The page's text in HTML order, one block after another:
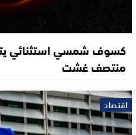
كسوف شمسي استثنائي
منتصف غشت
اقتصاد